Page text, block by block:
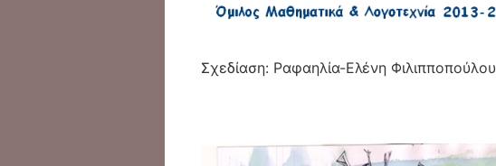
Σχεδίαση: Ραφαηλία-Ελένη Φιλιπποπούλου